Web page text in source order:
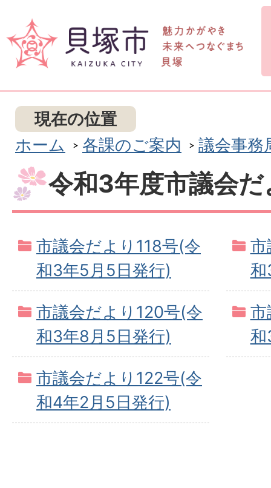
現在の位置
ホーム
各課のご案内 議会事務
令和3年度市議会だ
市議会だより118号(令
和3年5月5日発行)
市
市議会だより120号(令
和3年8月5日発行)
市
和
市議会だより122号(令
和4年2月5日発行)